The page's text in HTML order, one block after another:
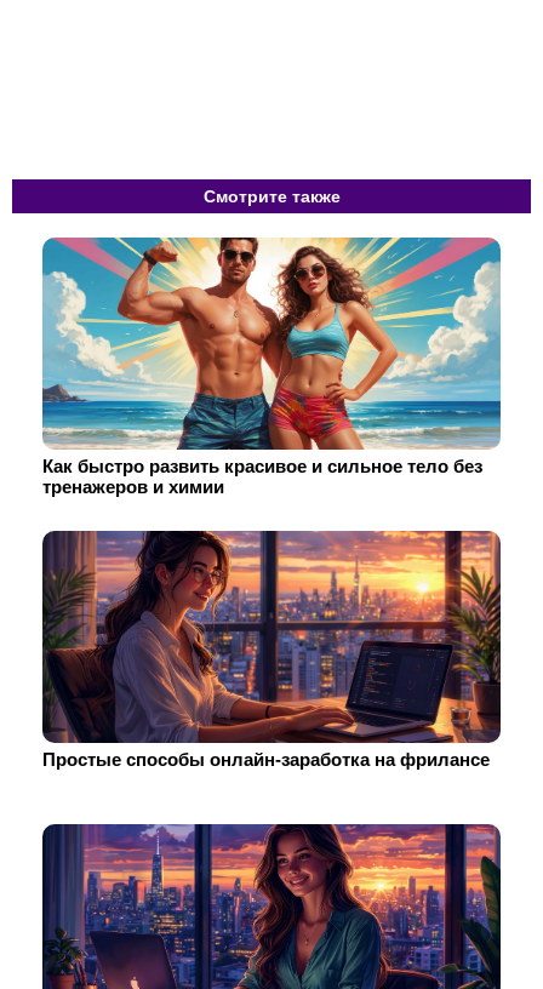
Смотрите также
Как быстро развить красивое и сильное тело без
тренажеров и химии
Простые способы онлайн-заработка на фрилансе